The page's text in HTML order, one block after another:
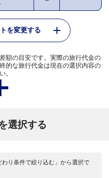
を変更する
額の目安です。実際の旅行代金の
的な旅行代金は現在の選択内容の
。
選択する
わり条件で絞り込む」から選択で